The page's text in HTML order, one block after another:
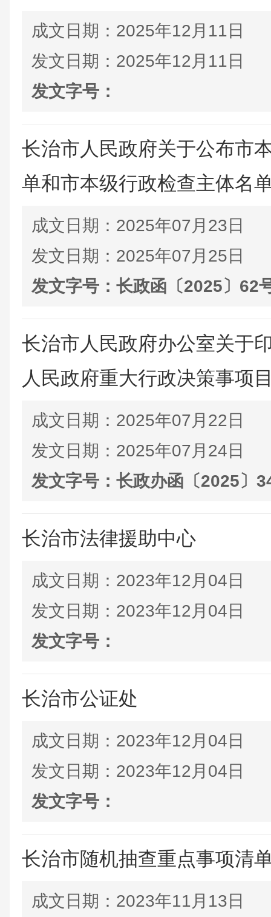
成文日期： 2025年12月11日
发文日期： 2025年12月11日
发文字号：
长治市人民政府关于公布市
单和市本级行政检查主体名
成文日期： 2025年07月23日
发文日期： 2025年07月25日
发文字号： 长政函〔2025〕62
长治市人民政府办公室关于
人民政府重大行政决策事项
成文日期： 2025年07月22日
发文日期： 2025年07月24日
发文字号： 长政办函〔2025〕
长治市法律援助中心
成文日期： 2023年12月04日
发文日期： 2023年12月04日
发文字号：
长治市公证处
成文日期： 2023年12月04日
发文日期： 2023年12月04日
发文字号：
长治市随机抽查重点事项清
成文日期： 2023年11月13日